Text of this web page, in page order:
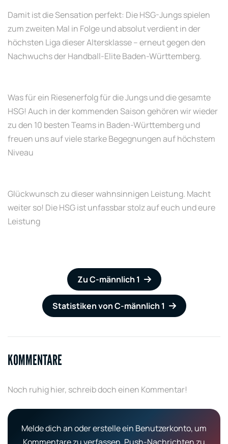
Damit ist die Sensation perfekt: Die HSG-Jungs spielen
zum zweiten Mal in Folge und absolut verdient in der
höchsten Liga dieser Altersklasse – erneut gegen den
Nachwuchs der Handball-Elite Baden-Württemberg.
Was für ein Riesenerfolg für die Jungs und die gesamte
HSG! Auch in der kommenden Saison gehören wir wieder
zu den 10 besten Teams in Baden-Württemberg und
freuen uns auf viele starke Begegnungen auf höchstem
Niveau
Glückwunsch zu dieser wahnsinnigen Leistung. Macht
weiter so! Die HSG ist unfassbar stolz auf euch und eure
Leistung
Zu C-männlich 1
Statistiken von C-männlich 1
KOMMENTARE
Noch ruhig hier, schreib doch einen Kommentar!
Melde dich an oder erstelle ein Benutzerkonto, um